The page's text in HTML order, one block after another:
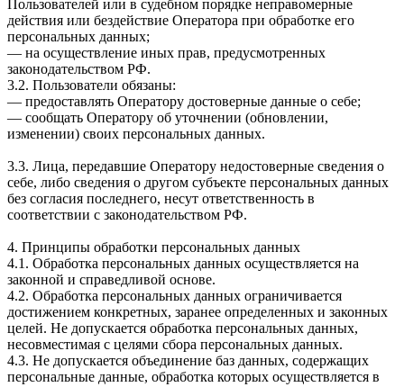
Пользователей или в судебном порядке неправомерные
действия или бездействие Оператора при обработке его
персональных данных;
— на осуществление иных прав, предусмотренных
законодательством РФ.
3.2. Пользователи обязаны:
— предоставлять Оператору достоверные данные о себе;
— сообщать Оператору об уточнении (обновлении,
изменении) своих персональных данных.
3.3. Лица, передавшие Оператору недостоверные сведения о
себе, либо сведения о другом субъекте персональных данных
без согласия последнего, несут ответственность в
соответствии с законодательством РФ.
4. Принципы обработки персональных данных
4.1. Обработка персональных данных осуществляется на
законной и справедливой основе.
4.2. Обработка персональных данных ограничивается
достижением конкретных, заранее определенных и законных
целей. Не допускается обработка персональных данных,
несовместимая с целями сбора персональных данных.
4.3. Не допускается объединение баз данных, содержащих
персональные данные, обработка которых осуществляется в